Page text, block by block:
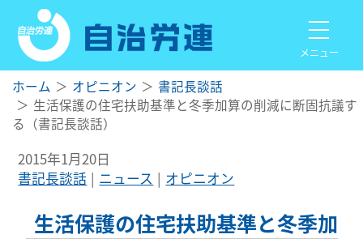
メニュー
ホーム オピニオン
書記長談話
生活保護の住宅扶助基準と冬季加算の削減に断固抗議す
る（書記長談話）
2015年1月20日
書記長談話
ニュース オピニオン
生活保護の住宅扶助基準と冬季加